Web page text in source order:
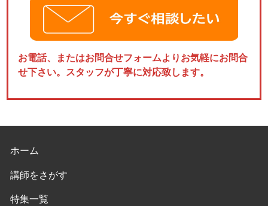
お電話、またはお問合せフォームよりお気軽にお問合
せ下さい。スタッフが丁寧に対応致します。
ホーム
講師をさがす
特集一覧